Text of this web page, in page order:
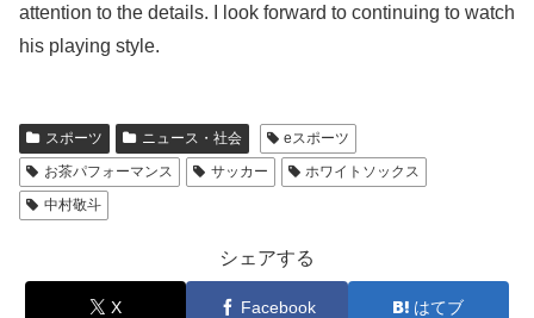
attention to the details. I look forward to continuing to watch
his playing style.
スポーツ ニュース・社会
eスポーツ
お茶パフォーマンス
サッカー
ホワイトソックス
中村敬斗
シェアする
X Facebook はてブ